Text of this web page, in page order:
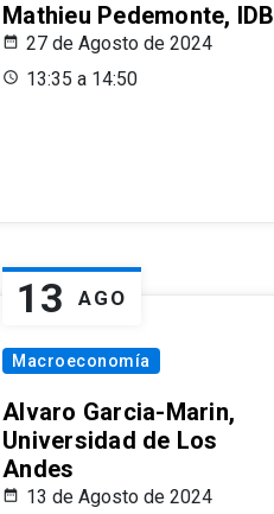
Mathieu Pedemonte, IDB
27 de Agosto de 2024
13:35 a 14:50
13 AGO
Macroeconomía
Alvaro Garcia-Marin,
Universidad de Los
Andes
13 de Agosto de 2024